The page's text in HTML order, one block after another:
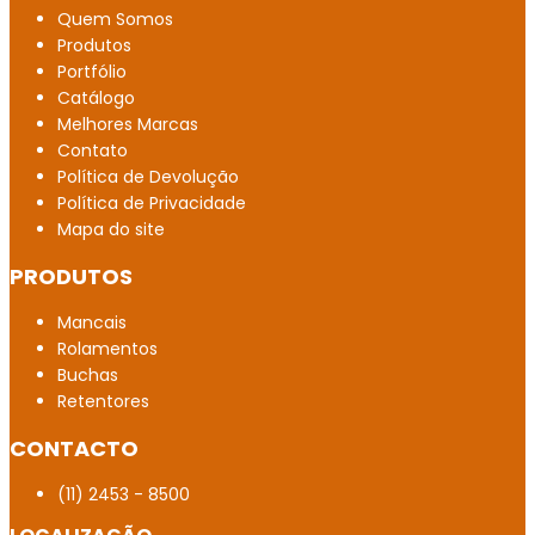
Empresa de rolamento de rolo em Belém
Rolamento autocompensador de esferas
Distribuidor de SKF em Boa Vista
Rolamento em inox distribuidor
Quem Somos
Produtos
Portfólio
Catálogo
Melhores Marcas
Contato
Política de Devolução
Política de Privacidade
Mapa do site
PRODUTOS
Mancais
Rolamentos
Buchas
Retentores
CONTACTO
(11) 2453 - 8500